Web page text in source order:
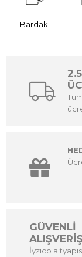
Bardak
GÜVENLİ
İyzico